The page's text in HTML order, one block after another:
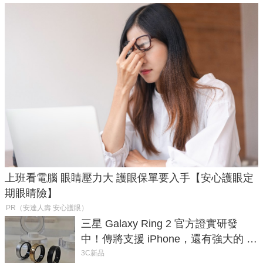
上班看電腦 眼睛壓力大 護眼保單要入手【安心護眼定
期眼睛險】
PR（安達人壽 安心護眼）
三星 Galaxy Ring 2 官方證實研發
中！傳將支援 iPhone，還有強大的 AI
與智慧家電連動功能
3C新品